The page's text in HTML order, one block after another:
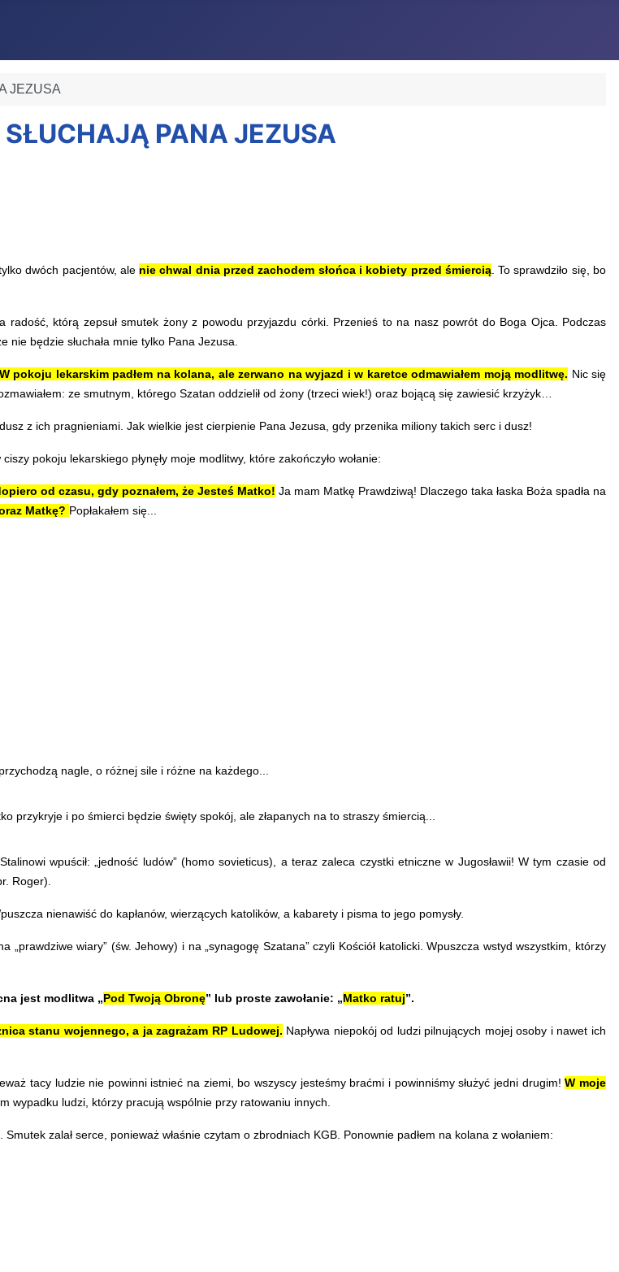
JEZUSA
PANA JEZUSA
dwóch pacjentów, ale nie chwal dnia przed zachodem słońca i kobiety przed śmiercią. To sprawdziło się, bo
którą zepsuł smutek żony z powodu przyjazdu córki. Przenieś to na nasz powrót do Boga Ojca. Podczas
będzie słuchała mnie tylko Pana Jezusa.
W pokoju lekarskim padłem na kolana, ale zerwano na wyjazd i w karetce odmawiałem moją modlitwę. Nic się
ze smutnym, którego Szatan oddzielił od żony (trzeci wiek!) oraz bojącą się zawiesić krzyżyk…
z ich pragnieniami. Jak wielkie jest cierpienie Pana Jezusa, gdy przenika miliony takich serc i dusz!
pokoju lekarskiego płynęły moje modlitwy, które zakończyło wołanie:
od czasu, gdy poznałem, że Jesteś Matko! Ja mam Matkę Prawdziwą! Dlaczego taka łaska Boża spadła na
Matkę? Popłakałem się...
nagle, o różnej sile i różne na każdego...
przykryje i po śmierci będzie święty spokój, ale złapanych na to straszy śmiercią...
wpuścił: „jedność ludów” (homo sovieticus), a teraz zaleca czystki etniczne w Jugosławii! W tym czasie od
Roger).
nienawiść do kapłanów, wierzących katolików, a kabarety i pisma to jego pomysły.
wiary” (św. Jehowy) i na „synagogę Szatana” czyli Kościół katolicki. Wpuszcza wstyd wszystkim, którzy
jest modlitwa „Pod Twoją Obronę” lub proste zawołanie: „Matko ratuj”.
stanu wojennego, a ja zagrażam RP Ludowej. Napływa niepokój od ludzi pilnujących mojej osoby i nawet ich
tacy ludzie nie powinni istnieć na ziemi, bo wszyscy jesteśmy braćmi i powinniśmy służyć jedni drugim!W moje
wypadku ludzi, którzy pracują wspólnie przy ratowaniu innych.
zalał serce, ponieważ właśnie czytam o zbrodniach KGB. Ponownie padłem na kolana z wołaniem: